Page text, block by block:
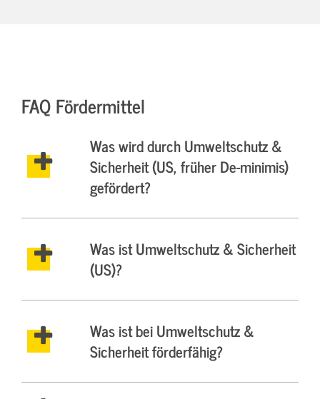
FAQ Fördermittel
Was wird durch Umweltschutz &
Sicherheit (US, früher De-minimis)
gefördert?
Was ist Umweltschutz & Sicherheit
(US)?
Was ist bei Umweltschutz &
Sicherheit förderfähig?